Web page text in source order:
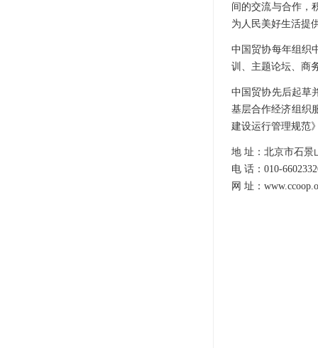
间的交流与合作，
为人民美好生活提
中国贸协每年组织
训、主题论坛、商
中国贸协先后起草
基层合作经济组织
建设运行管理规范
地 址：北京市石
电 话：010-
网 址：